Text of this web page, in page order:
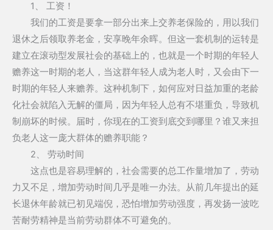
1、 工资！
我们的工资是要拿一部分出来上交养老保险的，用以我们
退休之后领取养老金，安享晚年余晖。但这一套机制的运转是
建立在滚动型发展社会的基础上的，也就是一个时期的年轻人
赡养这一时期的老人，当这群年轻人成为老人时，又会由下一
时期的年轻人来赡养。这种机制下，如何应对日益加重的老龄
化社会就陷入无解的僵局，因为年轻人总有不堪重负，导致机
制崩坏的时候。届时，你现在的工资到底交到哪里？谁又来担
负老人这一庞大群体的赡养职能？
2、 劳动时间
这点也是容易理解的，社会需要的总工作量增加了，劳动
力又不足，增加劳动时间几乎是唯一办法。从前几年提出的延
长退休年龄就已初见端倪，恐怕增加劳动强度，再发扬一波吃
苦耐劳精神是当前劳动群体不可避免的。